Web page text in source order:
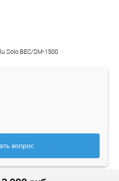
Solo BEC/SM-1500
вопрос